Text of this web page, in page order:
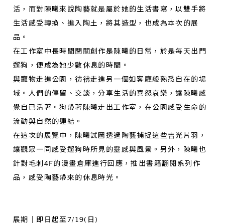
活，而對陳曦來說陶藝就是屬於她的生活書寫，以雙手將
生活感受轉換、進入陶土，將其造型，也成為本次的展
品。
在工作室中長時間閉關創作是陳曦的日常，於是每天出門
遛狗，便成為她少數休息的時間。
與寵物走進公園，彷彿走進另一個如客廳般熟悉自在的場
域。人們的停留、交談，分享生活的喜怒哀樂，讓陳曦感
覺自已活著。狗帶著陳曦走出工作室，在公園感受生命的
流動與自然的連結。
在這次的展覽中，陳曦試圖透過陶藝捕捉這些吉光片羽，
讓觀眾一同感受遛狗時所見的靈感與風景。另外，陳曦也
針對毛刺4F的漫畫倉庫進行回應，推出書籍翻閱系列作
品，感受陶藝帶來的休息時光。
展期｜即日起至7/19(日)